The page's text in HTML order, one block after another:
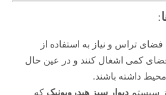
:
تراس و نیاز به استفاده از
کمی اشغال کنند و در عین حال
محیط داشته باشند.
سیستم دیوار سبز هیدروپونیک که